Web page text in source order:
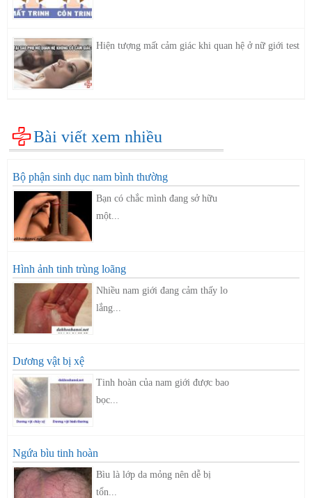
Hiện tượng mất cảm giác khi quan hệ ở nữ giới test
Bài viết xem nhiều
Bộ phận sinh dục nam bình thường
Bạn có chắc mình đang sở hữu
một...
Hình ảnh tinh trùng loãng
Nhiều nam giới đang cảm thấy lo
lắng...
Dương vật bị xệ
Tinh hoàn của nam giới được bao
bọc...
Ngứa bìu tinh hoàn
Bìu là lớp da mỏng nên dễ bị
tổn...